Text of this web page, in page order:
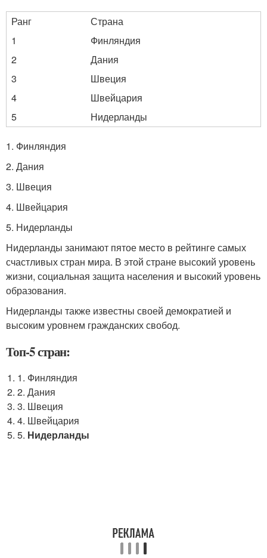
Ранг
Страна
1
Финляндия
2
Дания
3
Швеция
4
Швейцария
5
Нидерланды
1. Финляндия
2. Дания
3. Швеция
4. Швейцария
5. Нидерланды
Нидерланды занимают пятое место в рейтинге самых
счастливых стран мира. В этой стране высокий уровень
жизни, социальная защита населения и высокий уровень
образования.
Нидерланды также известны своей демократией и
высоким уровнем гражданских свобод.
Топ-5 стран:
1. Финляндия
2. Дания
3. Швеция
4. Швейцария
5. Нидерланды